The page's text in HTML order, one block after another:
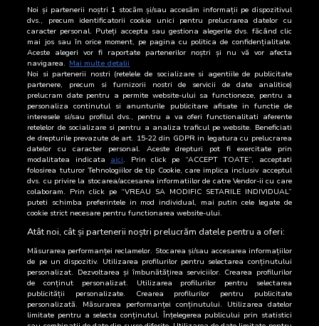
16 Iulie 2026 8.292
15 Iulie 2026 12.149
14 Iulie 2026
13 Iulie 2026 18.769
12 Iulie 2026 22.124
11 Iulie 2026 21.128
10 Iulie 2026 63.203
9 Iulie 2026 49.004
8 Iulie 2026 9.760
Noi și partenerii noștri 1 stocăm și/sau accesăm informații pe dispozitivul
dvs., precum identificatorii cookie unici pentru prelucrarea datelor cu
caracter personal. Puteți accepta sau gestiona alegerile dvs. făcând clic
mai jos sau în orice moment, pe pagina cu politica de confidențialitate.
Aceste alegeri vor fi raportate partenerilor noștri și nu vă vor afecta
navigarea. Mai multe detalii
Noi si partenerii nostri (retelele de socializare si agentiile de publicitate
partenere, precum si furnizorii nostri de servicii de date analitice)
prelucram date pentru a permite website-ului sa functioneze, pentru a
personaliza continutul si anunturile publicitare afisate in functie de
interesele si/sau profilul dvs., pentru a va oferi functionalitati aferente
retelelor de socializare si pentru a analiza traficul pe website. Beneficiati
de drepturile prevazute de art. 15-22 din GDPR in legatura cu prelucrarea
datelor cu caracter personal. Aceste drepturi pot fi exercitate prin
modalitatea indicata aici. Prin click pe “ACCEPT TOATE”, acceptati
folosirea tuturor Tehnologiilor de tip Cookie, care implica inclusiv acceptul
dvs. cu privire la stocarea/accesarea informatiilor de catre Vendor-ii cu care
colaboram. Prin click pe “VREAU SA MODIFIC SETARILE INDIVIDUAL”
puteti schimba preferintele in mod individual, mai putin cele legate de
cookie strict necesare pentru functionarea website-ului.
Atât noi, cât și partenerii noștri prelucrăm datele pentru a oferi:
Măsurarea performanței reclamelor. Stocarea și/sau accesarea informațiilor
de pe un dispozitiv. Utilizarea profilurilor pentru selectarea conținutului
personalizat. Dezvoltarea și îmbunătățirea serviciilor. Crearea profilurilor
de conținut personalizat. Utilizarea profilurilor pentru selectarea
publicității personalizate. Crearea profilurilor pentru publicitate
personalizată. Măsurarea performanței conținutului. Utilizarea datelor
limitate pentru a selecta conținutul. Înțelegerea publicului prin statistici